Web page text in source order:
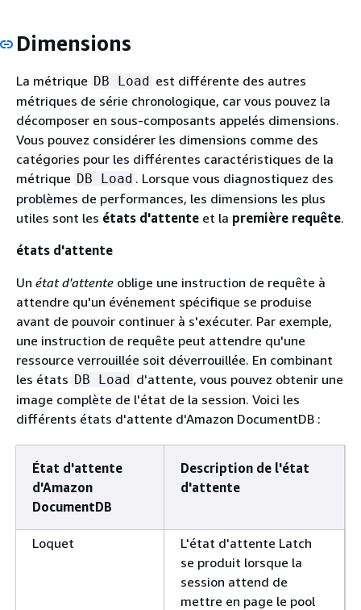
Dimensions
La métrique DB Load est différente des autres
métriques de série chronologique, car vous pouvez la
décomposer en sous-composants appelés dimensions.
Vous pouvez considérer les dimensions comme des
catégories pour les différentes caractéristiques de la
métrique DB Load . Lorsque vous diagnostiquez des
problèmes de performances, les dimensions les plus
utiles sont les états d'attente et la première requête.
états d'attente
Un état d'attente oblige une instruction de requête à
attendre qu'un événement spécifique se produise
avant de pouvoir continuer à s'exécuter. Par exemple,
une instruction de requête peut attendre qu'une
ressource verrouillée soit déverrouillée. En combinant
les états DB Load d'attente, vous pouvez obtenir une
image complète de l'état de la session. Voici les
différents états d'attente d'Amazon DocumentDB :
État d'attente
d'Amazon
DocumentDB
Description de l'état
d'attente
Loquet
L'état d'attente Latch
se produit lorsque la
session attend de
mettre en page le pool